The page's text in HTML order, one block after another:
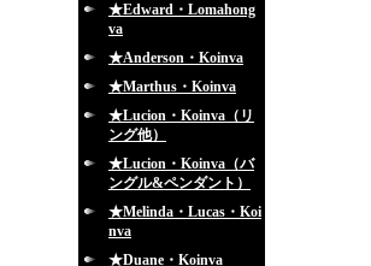
★Edward・Lomahong
va
★Anderson・Koinva
★Marthus・Koinva
★Lucion・Koinva（リ
ング他）
★Lucion・Koinva（バ
ングル&ペンダント）
★Melinda・Lucas・Koi
nva
★Duane・Koinva